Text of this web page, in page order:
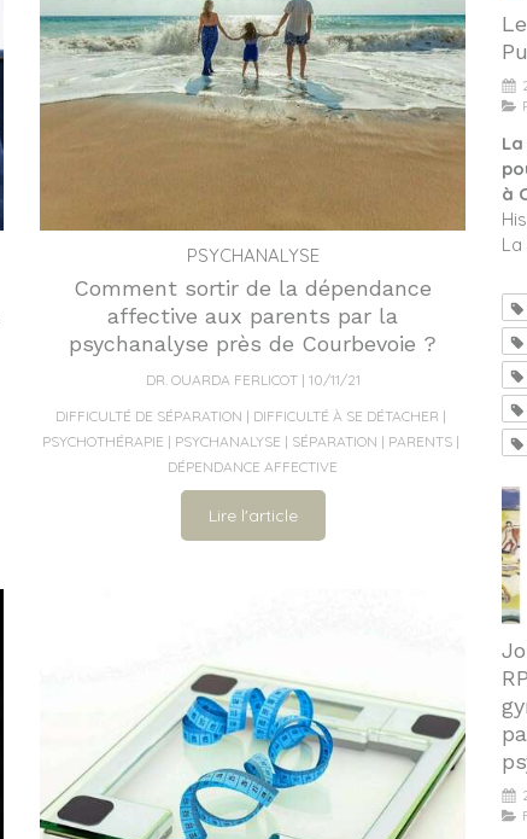
PSYCHANALYSE
Comment sortir de la dépendance
affective aux parents par la
psychanalyse près de Courbevoie ?
DR. OUARDA FERLICOT
10/11/21
DIFFICULTÉ DE SÉPARATION
DIFFICULTÉ À SE DÉTACHER
PSYCHOTHÉRAPIE
PSYCHANALYSE SÉPARATION
PARENTS
DÉPENDANCE AFFECTIVE
Lire l'article
à
La